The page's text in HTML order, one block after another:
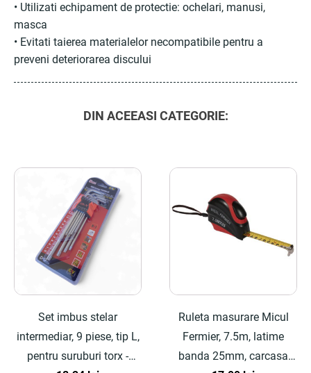
• Utilizati echipament de protectie: ochelari, manusi,
masca
• Evitati taierea materialelor necompatibile pentru a
preveni deteriorarea discului
DIN ACEEASI CATEGORIE:
Set imbus stelar
intermediar, 9 piese, tip L,
pentru suruburi torx -
Ruleta masurare Micul
Fermier, 7.5m, latime
banda 25mm, carcasa